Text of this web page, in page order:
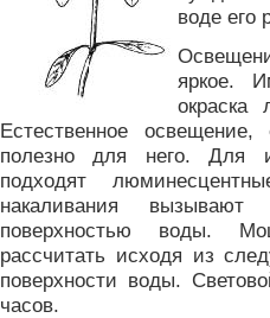
воде его
яркое.
окраска
Естественное
полезно для него. Для
подходят
накаливания
поверхностью воды.
рассчитать исходя из
поверхности воды.
часов.